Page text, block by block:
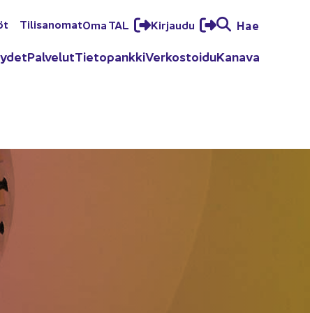
Ti­li­sa­no­matOma TAL Kir­jau­du Hae
Pal­ve­lutTie­to­pank­kiVer­kos­toi­duKa­na­va